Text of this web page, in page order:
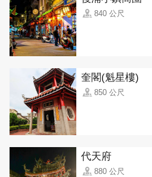
840 公尺
奎閣(魁星樓)
850 公尺
代天府
880 公尺